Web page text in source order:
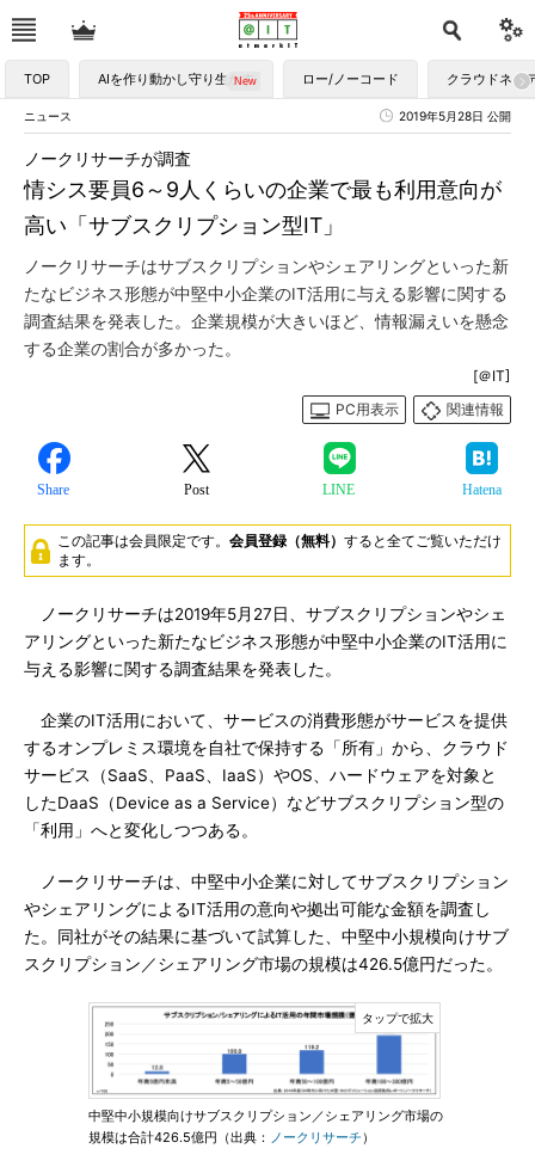
TOP AIを作り動かし守り生かす ロー/ノーコード クラウドネイ
ニュース 2019年5月28日 公開
情シス要員6～9人くらいの企業で最も利用意向が
高い「サブスクリプション型IT」
ノークリサーチが調査
ノークリサーチはサブスクリプションやシェアリングといった新
たなビジネス形態が中堅中小企業のIT活用に与える影響に関する
調査結果を発表した。企業規模が大きいほど、情報漏えいを懸念
する企業の割合が多かった。
[＠IT]
PC用表示
関連情報
Share Post LINE Hatena
この記事は会員限定です。 会員登録（無料） すると全てご覧いただけ
ます。
ノークリサーチは2019年5月27日、サブスクリプションやシェ
アリングといった新たなビジネス形態が中堅中小企業のIT活用に
与える影響に関する調査結果を発表した。
企業のIT活用において、サービスの消費形態がサービスを提供
するオンプレミス環境を自社で保持する「所有」から、クラウド
サービス（SaaS、PaaS、IaaS）やOS、ハードウェアを対象と
したDaaS（Device as a Service）などサブスクリプション型の
「利用」へと変化しつつある。
ノークリサーチは、中堅中小企業に対してサブスクリプション
やシェアリングによるIT活用の意向や拠出可能な金額を調査し
た。同社がその結果に基づいて試算した、中堅中小規模向けサブ
スクリプション／シェアリング市場の規模は426.5億円だった。
中堅中小規模向けサブスクリプション／シェアリング市場の
規模は合計426.5億円（出典： ノークリサーチ）